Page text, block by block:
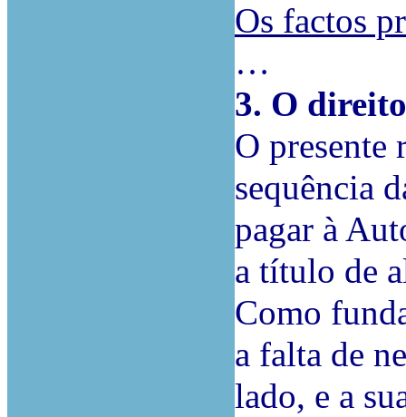
Os factos
…
3. O
O presente
sequência
pagar à
a título de
Como
a falta de
lado, e a